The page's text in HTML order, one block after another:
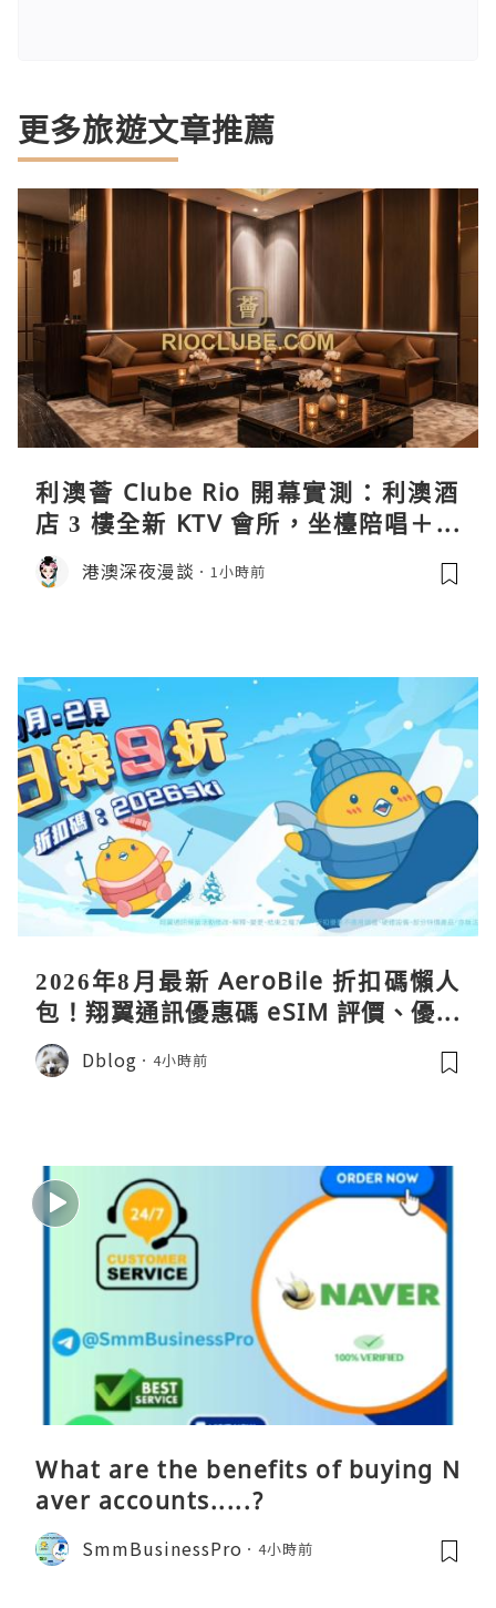
更多旅遊文章推薦
利澳薈 Clube Rio 開幕實測：利澳酒
店 3 樓全新 KTV 會所，坐檯陪唱＋水
療套票一次過睇
港澳深夜漫談 1小時前
2026年8月最新 AeroBile 折扣碼懶人
包！翔翼通訊優惠碼 eSIM 評價、優缺
點、蝴蝶wifi機教學完整整理
Dblog 4小時前
What are the benefits of buying N
aver accounts.....?
SmmBusinessPro 4小時前